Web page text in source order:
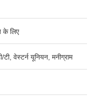
के लिए
टी, वेस्टर्न यूनियन, मनीग्राम